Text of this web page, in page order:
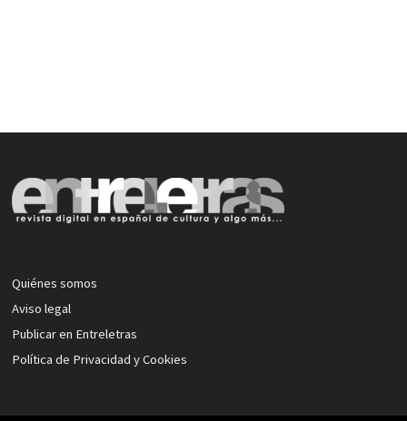
Quiénes somos
Aviso legal
Publicar en Entreletras
Política de Privacidad y Cookies